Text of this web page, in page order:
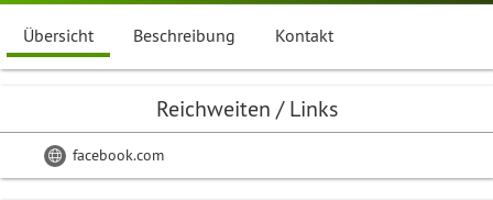
Übersicht Beschreibung Kontakt
Reichweiten / Links
facebook.com